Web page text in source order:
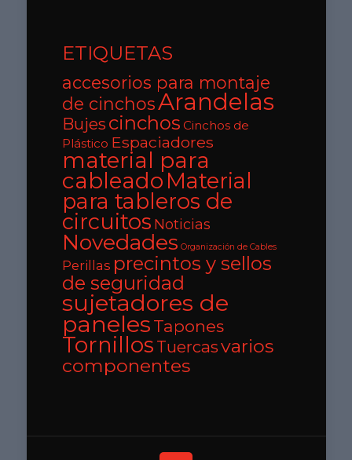
ETIQUETAS
accesorios para montaje
de cinchosArandelas
Bujes cinchos Cinchos de
Plástico Espaciadores
material para
cableadoMaterial
para tableros de
circuitos Noticias
Novedades Organización de Cables
Perillas precintos y sellos
de seguridad
sujetadores de
paneles Tapones
Tornillos Tuercasvarios
componentes